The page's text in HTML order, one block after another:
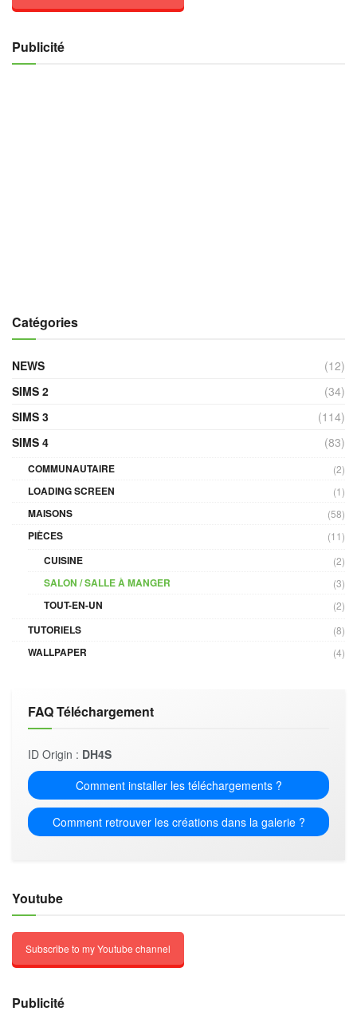
Publicité
Catégories
NEWS
(12)
SIMS 2
(34)
SIMS 3
(114)
SIMS 4
(83)
COMMUNAUTAIRE (2)
LOADING SCREEN (1)
MAISONS (58)
PIÈCES (11)
CUISINE (2)
SALON / SALLE À MANGER (3)
TOUT-EN-UN (2)
TUTORIELS (8)
WALLPAPER (4)
FAQ Téléchargement
ID Origin : DH4S
Comment installer les téléchargements ?
Comment retrouver les créations dans la galerie ?
Youtube
Subscribe to my Youtube channel
Publicité